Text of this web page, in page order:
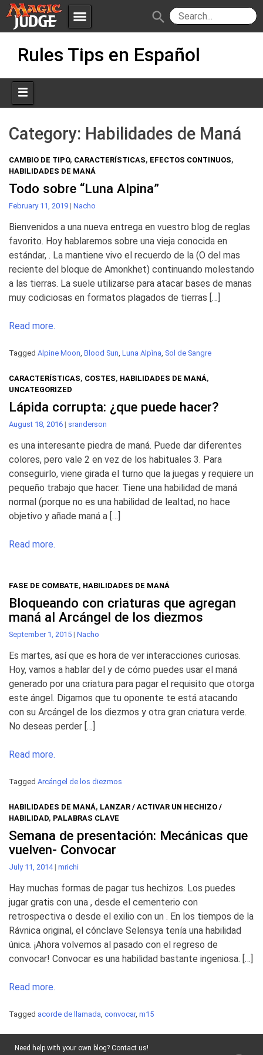
menu
Apps JudgeApps
Forum
Judges
Policies IPG
JAR
search
Rules Tips en Español
Category: Habilidades de Maná
CAMBIO DE TIPO, CARACTERÍSTICAS, EFECTOS CONTINUOS,
HABILIDADES DE MANÁ
Todo sobre “Luna Alpina”
February 11, 2019 | Nacho
Bienvenidos a una nueva entrega en vuestro blog de reglas
favorito. Hoy hablaremos sobre una vieja conocida en
estándar, . La mantiene vivo el recuerdo de la (O del mas
reciente del bloque de Amonkhet) continuando molestando
a las tierras. La suele utilizarse para atacar bases de manas
muy codiciosas en formatos plagados de tierras […]
Read more.
Tagged Alpine Moon, Blood Sun, Luna Alpìna, Sol de Sangre
CARACTERÍSTICAS, COSTES, HABILIDADES DE MANÁ,
UNCATEGORIZED
Lápida corrupta: ¿que puede hacer?
August 18, 2016 | sranderson
es una interesante piedra de maná. Puede dar diferentes
colores, pero vale 2 en vez de los habituales 3. Para
conseguirlo, viene girada el turno que la juegas y requiere un
pequeño trabajo que hacer. Tiene una habilidad de maná
normal (porque no es una habilidad de lealtad, no hace
objetivo y añade maná a […]
Read more.
FASE DE COMBATE, HABILIDADES DE MANÁ
Bloqueando con criaturas que agregan
maná al Arcángel de los diezmos
September 1, 2015 | Nacho
Es martes, así que es hora de ver interacciones curiosas.
Hoy, vamos a hablar del y de cómo puedes usar el maná
generado por una criatura para pagar el requisito que otorga
este ángel. Digamos que tu oponente te está atacando
con su Arcángel de los diezmos y otra gran criatura verde.
No deseas perder […]
Read more.
Tagged Arcángel de los diezmos
HABILIDADES DE MANÁ, LANZAR / ACTIVAR UN HECHIZO /
HABILIDAD, PALABRAS CLAVE
Semana de presentación: Mecánicas que
vuelven- Convocar
July 11, 2014 | mrichi
Hay muchas formas de pagar tus hechizos. Los puedes
jugar gratis con una , desde el cementerio con
retrospectiva o desde el exilio con un . En los tiempos de la
Rávnica original, el cónclave Selensya tenía una habilidad
única. ¡Ahora volvemos al pasado con el regreso de
convocar! Convocar es una habilidad bastante ingeniosa. […]
Read more.
Tagged acorde de llamada, convocar, m15
Need help with your own blog? Contact us!